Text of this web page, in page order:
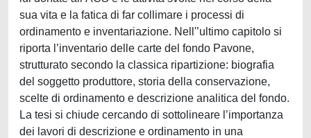
sua vita e la fatica di far collimare i processi di
ordinamento e inventariazione. Nell'’ultimo capitolo si
riporta l’inventario delle carte del fondo Pavone,
strutturato secondo la classica ripartizione: biografia
del soggetto produttore, storia della conservazione,
scelte di ordinamento e descrizione analitica del fondo.
La tesi si chiude cercando di sottolineare l’importanza
dei lavori di descrizione e ordinamento in una